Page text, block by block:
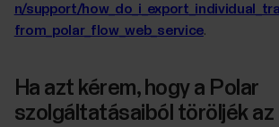
n/support/
from_polar_flow_web_service.
Ha azt kérem, hogy a Polar
szolgáltatásaiból töröljék az